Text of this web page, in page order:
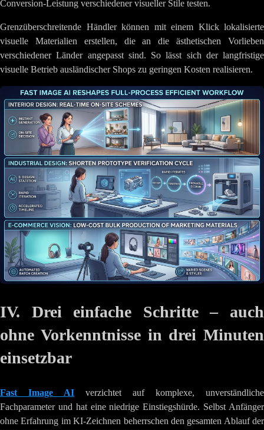
Conversion-Leistung verschiedener visueller Stile testen.
Grenzüberschreitende Händler können mit einem Klick lokalisierte
visuelle Materialien erstellen, die an die ästhetischen Vorlieben
verschiedener Länder angepasst sind. So lässt sich der langfristige
visuelle Betrieb ausländischer Shops zu geringen Kosten realisieren.
IV. Drei einfache Schritte – auch
ohne Vorkenntnisse in drei Minuten
einsetzbar
Fast Image AI verzichtet auf komplexe, unverständliche
Fachparameter und hat eine niedrige Einstiegshürde. Selbst Anfänger
ohne Erfahrung im KI-Zeichnen beherrschen den gesamten Ablauf der